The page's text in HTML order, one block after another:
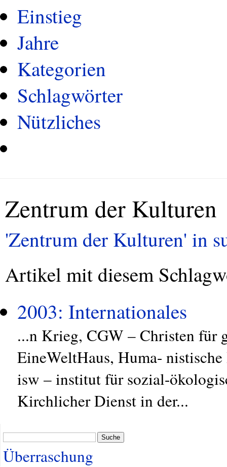
Einstieg
Jahre
Kategorien
Schlagwörter
Nützliches
Zentrum der Kulturen
'Zentrum der Kulturen' in
Artikel mit diesem
2003: Internationales
...n Krieg, CGW – Christen für
EineWeltHaus, Huma-
isw – institut für sozial-
Kirchlicher Dienst in der...
Suche
Überraschung